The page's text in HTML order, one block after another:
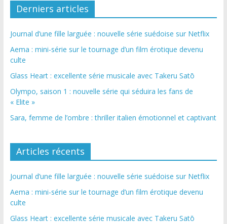
Derniers articles
Journal d’une fille larguée : nouvelle série suédoise sur Netflix
Aema : mini-série sur le tournage d’un film érotique devenu
culte
Glass Heart : excellente série musicale avec Takeru Satō
Olympo, saison 1 : nouvelle série qui séduira les fans de
« Elite »
Sara, femme de l’ombre : thriller italien émotionnel et captivant
Articles récents
Journal d’une fille larguée : nouvelle série suédoise sur Netflix
Aema : mini-série sur le tournage d’un film érotique devenu
culte
Glass Heart : excellente série musicale avec Takeru Satō